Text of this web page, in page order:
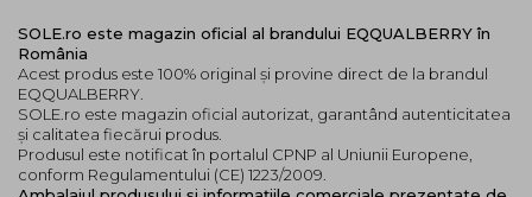
SOLE.ro este magazin oficial al brandului EQQUALBERRY în
România
Acest produs este 100% original și provine direct de la brandul
EQQUALBERRY.
SOLE.ro este magazin oficial autorizat, garantând autenticitatea
și calitatea fiecărui produs.
Produsul este notificat în portalul CPNP al Uniunii Europene,
conform Regulamentului (CE) 1223/2009.